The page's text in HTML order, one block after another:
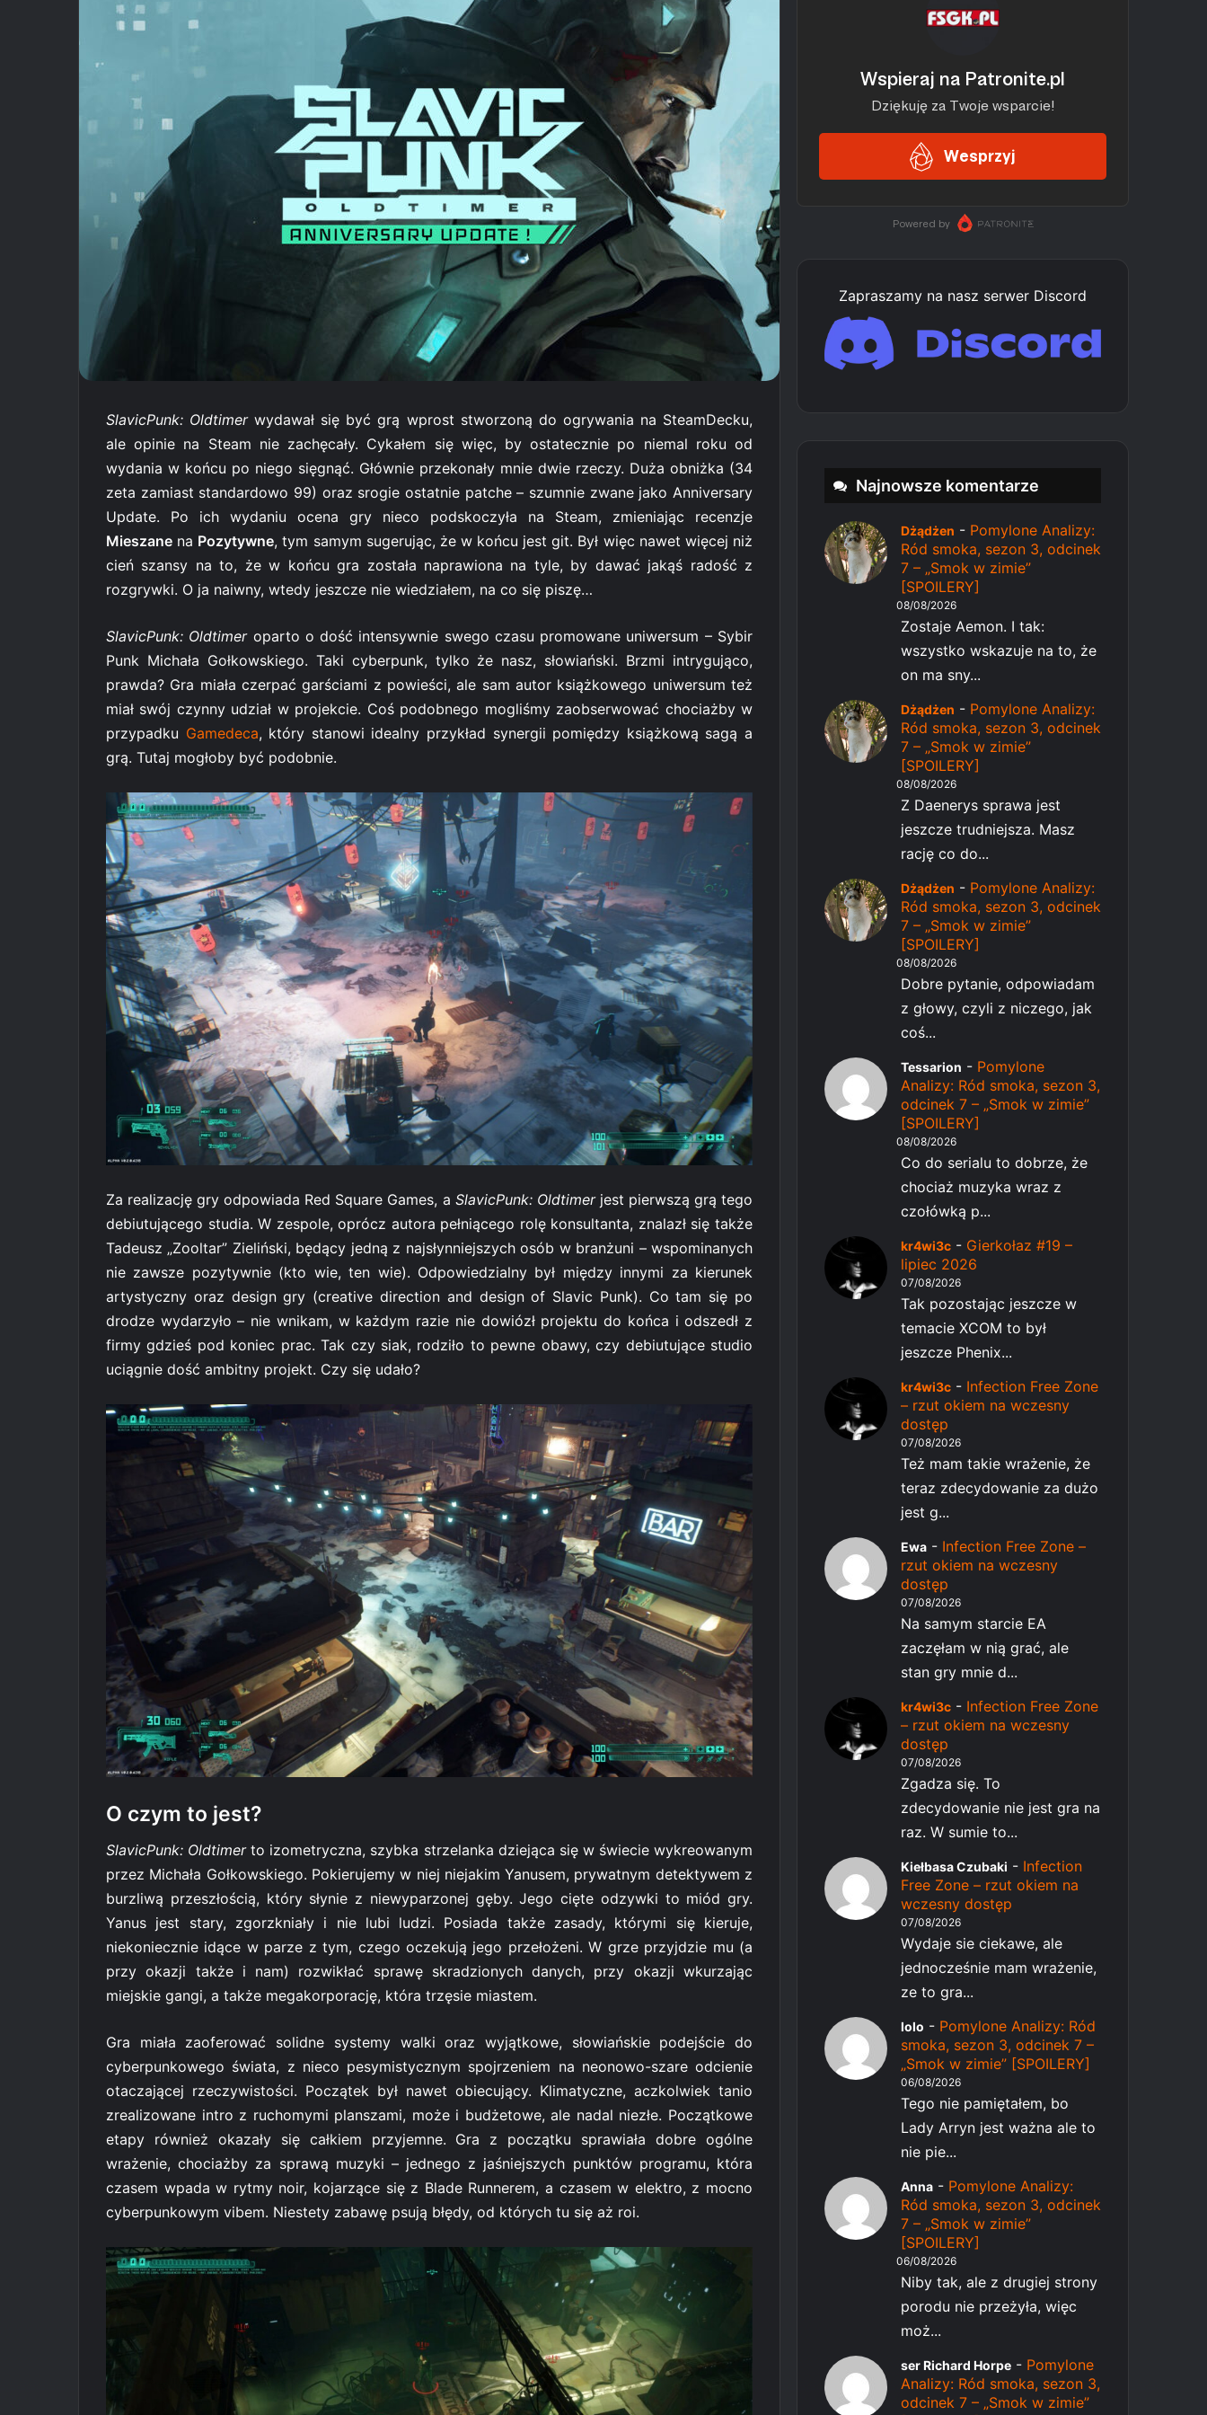
SlavicPunk: Oldtimerwydawał się być grą wprost stworzoną do ogrywania na SteamDecku,
ale opinie na Steam nie zachęcały. Cykałem się więc, by ostatecznie po niemal roku od
wydania w końcu po niego sięgnąć. Głównie przekonały mnie dwie rzeczy. Duża obniżka (34
zeta zamiast standardowo 99) oraz srogie ostatnie patche – szumnie zwane jako Anniversary
Update. Po ich wydaniu ocena gry nieco podskoczyła na Steam, zmieniając recenzje
Mieszane na Pozytywne, tym samym sugerując, że w końcu jest git. Był więc nawet więcej niż
cień szansy na to, że w końcu gra została naprawiona na tyle, by dawać jakąś radość z
rozgrywki. O ja naiwny, wtedy jeszcze nie wiedziałem, na co się piszę…
SlavicPunk: Oldtimeroparto o dość intensywnie swego czasu promowane uniwersum – Sybir
Punk Michała Gołkowskiego. Taki cyberpunk, tylko że nasz, słowiański. Brzmi intrygująco,
prawda? Gra miała czerpać garściami z powieści, ale sam autor książkowego uniwersum też
miał swój czynny udział w projekcie. Coś podobnego mogliśmy zaobserwować chociażby w
przypadku Gamedeca, który stanowi idealny przykład synergii pomiędzy książkową sagą a
grą. Tutaj mogłoby być podobnie.
Za realizację gry odpowiada Red Square Games, a SlavicPunk: Oldtimerjest pierwszą grą tego
debiutującego studia. W zespole, oprócz autora pełniącego rolę konsultanta, znalazł się także
Tadeusz „Zooltar” Zieliński, będący jedną z najsłynniejszych osób w branżuni – wspominanych
nie zawsze pozytywnie (kto wie, ten wie). Odpowiedzialny był między innymi za kierunek
artystyczny oraz design gry (creative direction and design of Slavic Punk). Co tam się po
drodze wydarzyło – nie wnikam, w każdym razie nie dowiózł projektu do końca i odszedł z
firmy gdzieś pod koniec prac. Tak czy siak, rodziło to pewne obawy, czy debiutujące studio
uciągnie dość ambitny projekt. Czy się udało?
O czym to jest?
SlavicPunk: Oldtimerto izometryczna, szybka strzelanka dziejąca się w świecie wykreowanym
przez Michała Gołkowskiego. Pokierujemy w niej niejakim Yanusem, prywatnym detektywem z
burzliwą przeszłością, który słynie z niewyparzonej gęby. Jego cięte odzywki to miód gry.
Yanus jest stary, zgorzkniały i nie lubi ludzi. Posiada także zasady, którymi się kieruje,
niekoniecznie idące w parze z tym, czego oczekują jego przełożeni. W grze przyjdzie mu (a
przy okazji także i nam) rozwikłać sprawę skradzionych danych, przy okazji wkurzając
miejskie gangi, a także megakorporację, która trzęsie miastem.
Gra miała zaoferować solidne systemy walki oraz wyjątkowe, słowiańskie podejście do
cyberpunkowego świata, z nieco pesymistycznym spojrzeniem na neonowo-szare odcienie
otaczającej rzeczywistości. Początek był nawet obiecujący. Klimatyczne, aczkolwiek tanio
zrealizowane intro z ruchomymi planszami, może i budżetowe, ale nadal niezłe. Początkowe
etapy również okazały się całkiem przyjemne. Gra z początku sprawiała dobre ogólne
wrażenie, chociażby za sprawą muzyki – jednego z jaśniejszych punktów programu, która
czasem wpada w rytmy noir, kojarzące się z Blade Runnerem, a czasem w elektro, z mocno
cyberpunkowym vibem. Niestety zabawę psują błędy, od których tu się aż roi.
Zapraszamy na nasz serwer Discord
Najnowsze komentarze
Dżądżen - Pomylone Analizy:
Ród smoka, sezon 3, odcinek
7 – „Smok w zimie”
[SPOILERY]
08/08/2026
Zostaje Aemon. I tak:
wszystko wskazuje na to, że
on ma sny...
Dżądżen - Pomylone Analizy:
Ród smoka, sezon 3, odcinek
7 – „Smok w zimie”
[SPOILERY]
08/08/2026
Z Daenerys sprawa jest
jeszcze trudniejsza. Masz
rację co do...
Dżądżen - Pomylone Analizy:
Ród smoka, sezon 3, odcinek
7 – „Smok w zimie”
[SPOILERY]
08/08/2026
Dobre pytanie, odpowiadam
z głowy, czyli z niczego, jak
coś...
Tessarion - Pomylone
Analizy: Ród smoka, sezon 3,
odcinek 7 – „Smok w zimie”
[SPOILERY]
08/08/2026
Co do serialu to dobrze, że
chociaż muzyka wraz z
czołówką p...
kr4wi3c - Gierkołaz #19 –
lipiec 2026
07/08/2026
Tak pozostając jeszcze w
temacie XCOM to był
jeszcze Phenix...
kr4wi3c - Infection Free Zone
– rzut okiem na wczesny
dostęp
07/08/2026
Też mam takie wrażenie, że
teraz zdecydowanie za dużo
jest g...
Ewa - Infection Free Zone –
rzut okiem na wczesny
dostęp
07/08/2026
Na samym starcie EA
zaczęłam w nią grać, ale
stan gry mnie d...
kr4wi3c - Infection Free Zone
– rzut okiem na wczesny
dostęp
07/08/2026
Zgadza się. To
zdecydowanie nie jest gra na
raz. W sumie to...
Kiełbasa Czubaki - Infection
Free Zone – rzut okiem na
wczesny dostęp
07/08/2026
Wydaje sie ciekawe, ale
jednocześnie mam wrażenie,
ze to gra...
lolo - Pomylone Analizy: Ród
smoka, sezon 3, odcinek 7 –
„Smok w zimie” [SPOILERY]
06/08/2026
Tego nie pamiętałem, bo
Lady Arryn jest ważna ale to
nie pie...
Anna - Pomylone Analizy:
Ród smoka, sezon 3, odcinek
7 – „Smok w zimie”
[SPOILERY]
06/08/2026
Niby tak, ale z drugiej strony
porodu nie przeżyła, więc
moż...
ser Richard Horpe - Pomylone
Analizy: Ród smoka, sezon 3,
odcinek 7 – „Smok w zimie”